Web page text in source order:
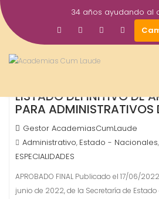
Saltar
al
contenido
34 años ayudando al
Jun
2022
LISTADO DEFINITIVO DE
PARA ADMINISTRATIVOS
Gestor AcademiasCumLaude
Administrativo, Estado - Nacionales,
ESPECIALIDADES
APROBADO FINAL Publicado el 17/06/
junio de 2022, de la Secretaría de